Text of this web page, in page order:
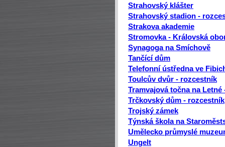
Strahovský klášter
Strahovský stadion -
Strakova akademie
Stromovka - Královská
Synagoga na Smíchově
Tančící dům
Telefonní ústředna ve
Toulcův dvůr - rozcestník
Tramvajová točna na
Trčkovský dům - rozcestník
Trojský zámek
Týnská škola na
Umělecko průmyslé
Ungelt